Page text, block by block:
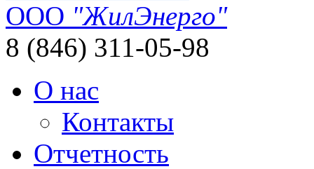
ООО "ЖилЭнерго"
8 (846) 311-05-98
О нас
Контакты
Отчетность